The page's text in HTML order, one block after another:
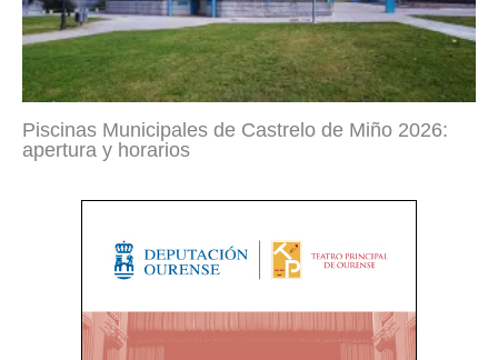
Piscinas Municipales de Castrelo de Miño 2026:
apertura y horarios